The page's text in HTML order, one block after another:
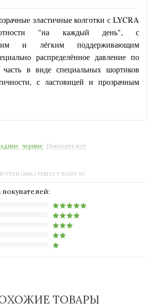
эластичные колготки с LYCRA
"на каждый день", с
и лёгким поддерживающим
распределённое давление по
часть в виде специальных шортиков
с ластовицей и прозрачным
черные Показать все
OMSA PERFECT BODY 50
ТОВАРЫ